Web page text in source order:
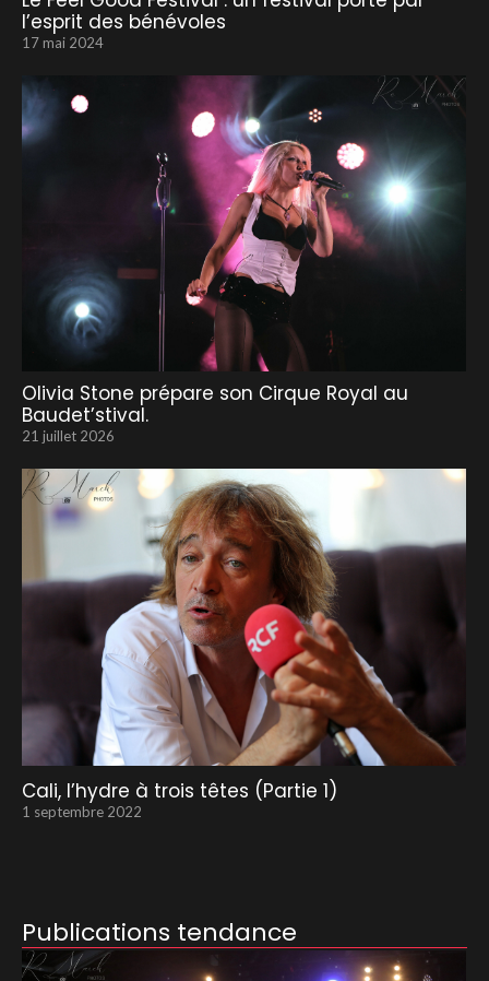
l’esprit des bénévoles
17 mai 2024
Olivia Stone prépare son Cirque Royal au
Baudet’stival.
21 juillet 2026
Cali, l’hydre à trois têtes (Partie 1)
1 septembre 2022
Publications tendance